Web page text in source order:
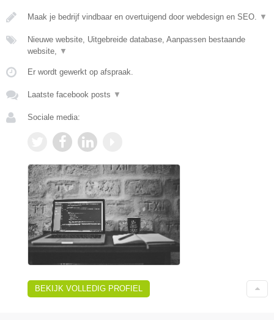
Maak je bedrijf vindbaar en overtuigend door webdesign en SEO. ▼
Nieuwe website, Uitgebreide database, Aanpassen bestaande
website,
▼
Er wordt gewerkt op afspraak.
Laatste facebook posts ▼
Sociale media:
BEKIJK VOLLEDIG PROFIEL